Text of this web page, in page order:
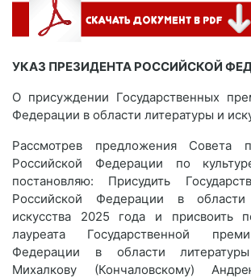
УКАЗ ПРЕЗИДЕНТА РОССИЙСКОЙ
О присуждении Государственных
Федерации в области литературы и
Рассмотрев предложения Совета
Российской Федерации по
постановляю: Присудить
Российской Федерации в
искусства 2025 года и присвоить
лауреата Государственной
Федерации в области
Михалкову (Кончаловскому)